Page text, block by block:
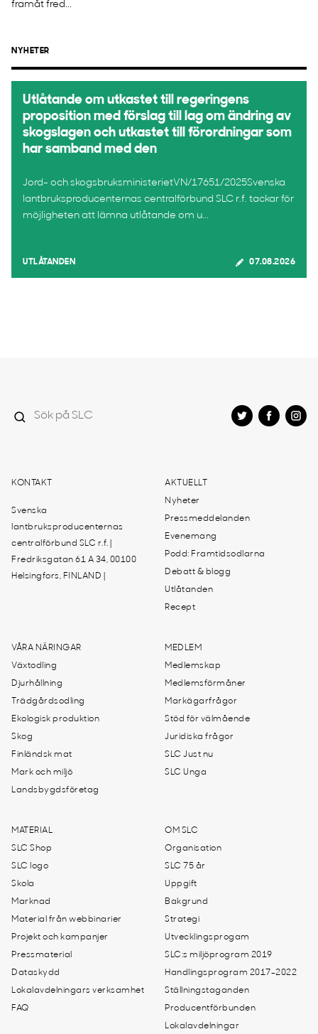
framåt fred...
NYHETER
Utlåtande om utkastet till regeringens
proposition med förslag till lag om ändring av
skogslagen och utkastet till förordningar som
har samband med den
Jord- och skogsbruksministerietVN/17651/2025Svenska
lantbruksproducenternas centralförbund SLC r.f. tackar för
möjligheten att lämna utlåtande om u...
UTLÅTANDEN 07.08.2026
KONTAKT
Svenska
lantbruksproducenternas
centralförbund SLC r.f. |
Fredriksgatan 61 A 34, 00100
Helsingfors, FINLAND |
AKTUELLT
Nyheter
Pressmeddelanden
Evenemang
Podd: Framtidsodlarna
Debatt & blogg
Utlåtanden
Recept
VÅRA NÄRINGAR
Växtodling
Djurhållning
Trädgårdsodling
Ekologisk produktion
Skog
Finländsk mat
Mark och miljö
Landsbygdsföretag
MEDLEM
Medlemskap
Medlemsförmåner
Markägarfrågor
Stöd för välmående
Juridiska frågor
SLC Just nu
SLC Unga
MATERIAL
SLC Shop
SLC logo
Skola
Marknad
Material från webbinarier
Projekt och kampanjer
Pressmaterial
Dataskydd
Lokalavdelningars verksamhet
FAQ
OM SLC
Organisation
SLC 75 år
Uppgift
Bakgrund
Strategi
Utvecklingsprogam
SLC:s miljöprogram 2019
Handlingsprogram 2017-2022
Ställningstaganden
Producentförbunden
Lokalavdelningar